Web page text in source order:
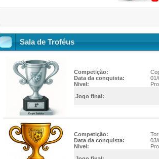
Sala de Troféus
Competição:
Data da conquista:
01/
Nivel:
Jogo final:
Competição:
Data da conquista:
03/
Nivel: